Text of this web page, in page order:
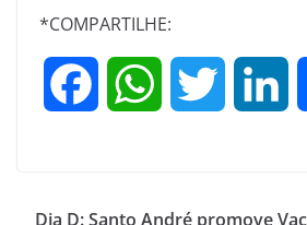
*COMPARTILHE:
Dia D: Santo André promove